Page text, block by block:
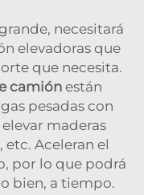
necesitará
elevadoras que
que necesita.
camión están
pesadas con
maderas
etc. Aceleran el
por lo que podrá
bien, a tiempo.